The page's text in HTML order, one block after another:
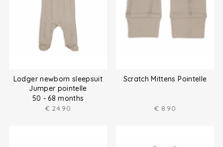
Lodger newborn sleepsuit
Jumper pointelle
50 - 68 months
€ 24.90
Scratch Mittens Pointelle
€ 8.90